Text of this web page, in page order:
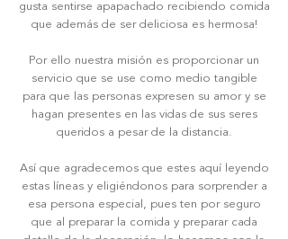
gusta sentirse apapachado recibiendo comida
que además de ser deliciosa es hermosa!
Por ello nuestra misión es proporcionar un
servicio que se use como medio tangible
para que las personas expresen su amor y se
hagan presentes en las vidas de sus seres
queridos a pesar de la distancia.
Así que agradecemos que estes aquí leyendo
estas líneas y eligiéndonos para sorprender a
esa persona especial, pues ten por seguro
que al preparar la comida y preparar cada